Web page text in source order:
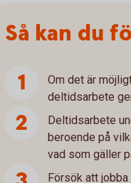
Så kan du
Om det är
deltidsarbete
Deltidsarbete
beroende på
vad som gäller
Försök att jobba